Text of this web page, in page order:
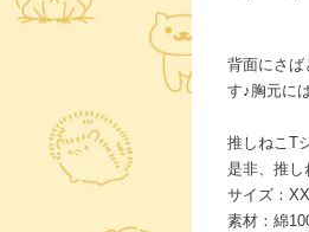
背面にさば
す♪胸元に
推しねこT
是非、推し
サイズ：
素材：綿